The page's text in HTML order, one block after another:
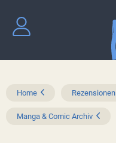
Home Rezensionen
Manga & Comic Archiv